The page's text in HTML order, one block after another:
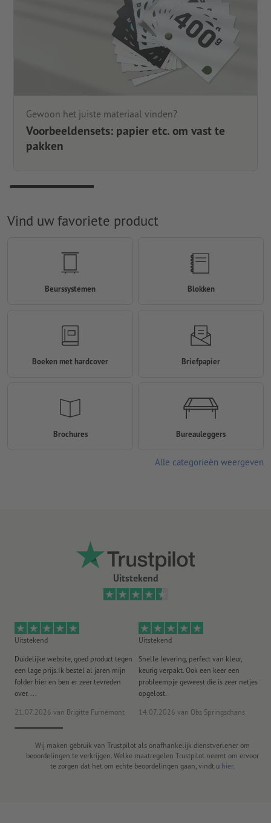
Gewoon het juiste materiaal vinden?
Voorbeeldensets: papier etc. om vast te
pakken
Uitstekend
Uitstekend
Duidelijke website, goed product tegen
een lage prijs.Ik bestel al jaren mijn
folder hier en ben er zeer tevreden
over. ...
21.07.2026 van Brigitte Furnèmont
Uitstekend
Snelle levering, perfect van kleur,
keurig verpakt. Ook een keer een
probleempje geweest die is zeer netjes
opgelost.
14.07.2026 van Obs Springschans
Wij maken gebruik van Trustpilot als onafhankelijk dienstverlener om
beoordelingen te verkrijgen. Welke maatregelen Trustpilot neemt om ervoor
te zorgen dat het om echte beoordelingen gaan, vindt u hier.
Vind uw favoriete product
Beurssystemen Blokken
Boeken met hardcover Briefpapier
Brochures Bureauleggers
Alle categorieën weergeven